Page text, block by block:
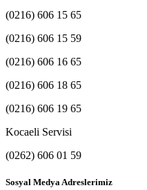
(0216) 606 15 65
(0216) 606 15 59
(0216) 606 16 65
(0216) 606 18 65
(0216) 606 19 65
Kocaeli Servisi
(0262) 606 01 59
Sosyal Medya Adreslerimiz